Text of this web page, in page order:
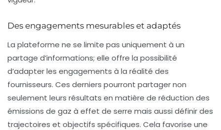
Des engagements mesurables et adaptés
La plateforme ne se limite pas uniquement à un
partage d’informations; elle offre la possibilité
d’adapter les engagements à la réalité des
fournisseurs. Ces derniers pourront partager non
seulement leurs résultats en matière de réduction des
émissions de gaz à effet de serre mais aussi définir des
trajectoires et objectifs spécifiques. Cela favorise une